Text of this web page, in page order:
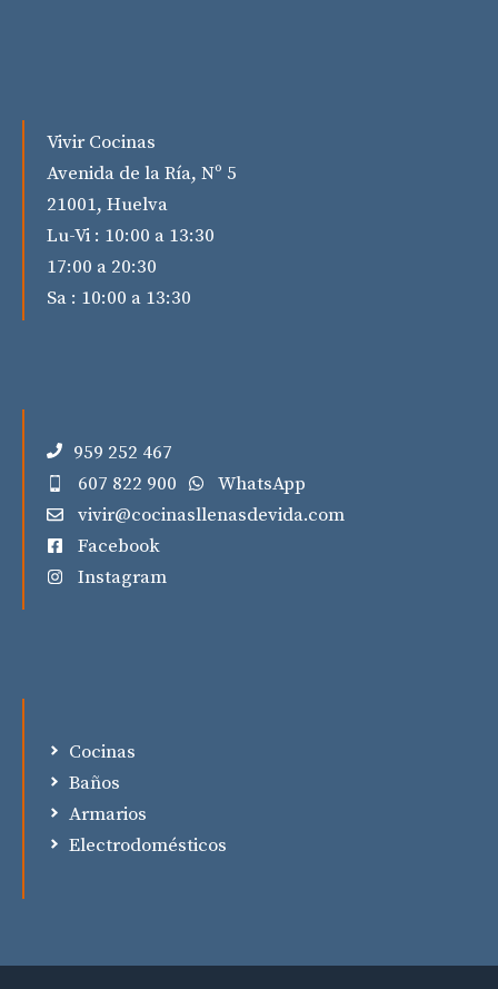
Vivir Cocinas
Avenida de la Ría, Nº 5
21001, Huelva
Lu-Vi : 10:00 a 13:30
17:00 a 20:30
Sa : 10:00 a 13:30
959 252 467
607 822 900
WhatsApp
vivir@cocinasllenasdevida.com
Facebook
Instagram
Cocinas
Baños
Armarios
Electrodomésticos